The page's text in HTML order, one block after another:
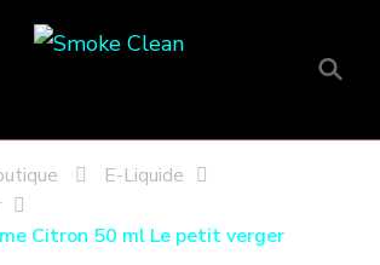
Smoke Clean
E-Liquide
Citron 50 ml Le petit verger